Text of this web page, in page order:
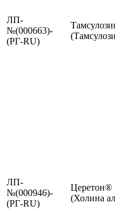
ЛП-
№(000663)-
(РГ-RU)
ЛП-
№(000946)-
(РГ-RU)
Церетон®
(Холина